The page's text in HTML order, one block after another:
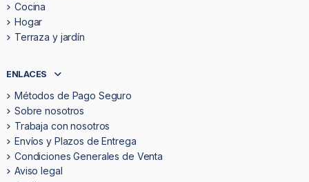
Cocina
Hogar
Terraza y jardín
ENLACES
Métodos de Pago Seguro
Sobre nosotros
Trabaja con nosotros
Envíos y Plazos de Entrega
Condiciones Generales de Venta
Aviso legal